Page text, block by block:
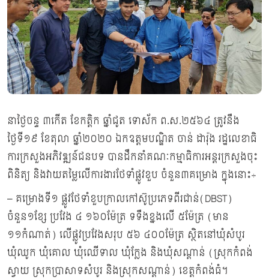
នាថ្ងៃចន្ទ ៣កើត ខែកត្តិក ឆ្នាំជូត ទោស័ក ព.ស.២៥៦៤ ត្រូវនឹង
ថ្ងៃទី១៩ ខែតុលា ឆ្នាំ២០២០ ឯកឧត្តមបណ្ឌិត ចាន់ ដារ៉ុង រដ្ឋលេខាធិ
ការក្រសួងអភិវឌ្ឍន៍ជនបទ បានដឹកនាំគណៈកម្មាធិការអន្តរក្រសួងចុះ
ពិនិត្យ និងវាយតម្លៃលើការងារថែទាំផ្លូវខួប ចំនួន៣គម្រោង ក្នុងនោះ÷
– គម្រោងទី១ ផ្លូវថែទាំខួបក្រាលកៅស៊ូប្រភេទពីរជាន់(DBST)
ចំនួន១ខ្សែ ប្រវែង ៤ ១៦០ម៉ែត្រ ទទឹងខ្នងលើ ៥ម៉ែត្រ (មាន
១១កំណាត់) លើផ្លូវប្រវែងសរុប ៥៦ ៤០០ម៉ែត្រ ស្ថិតនៅឃុំសំបូរ
ឃុំឈូក ឃុំគោល ឃុំឈើទាល ឃុំក្លែង និងឃុំសណ្តាន់ (ស្រុកកំពង់
ស្វាយ ស្រុកប្រាសាទសំបូរ និងស្រុកសណ្តាន់) ខេត្តកំពង់ធំ។